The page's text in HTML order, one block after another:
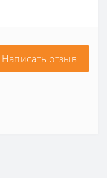
Написать отзыв